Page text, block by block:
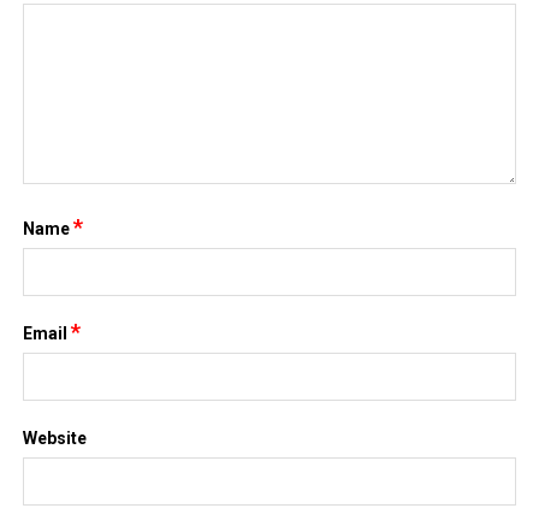
Name*
Email*
Website